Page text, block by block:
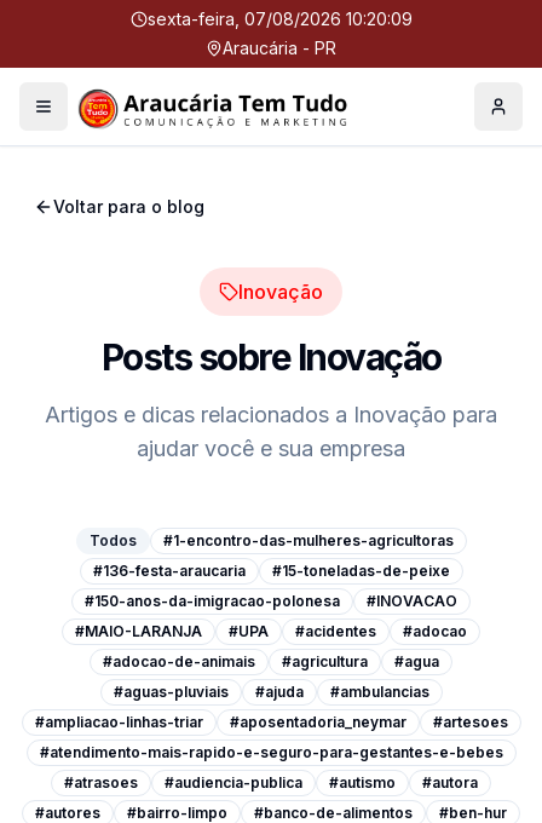
sexta-feira, 07/08/2026 10:20:10
Araucária - PR
Menu Perfil
Voltar para o blog
Inovação
Posts sobreInovação
Artigos e dicas relacionados a Inovação para
ajudar você e sua empresa
Todos
#1-encontro-das-mulheres-agricultoras
#136-festa-araucaria
#15-toneladas-de-peixe
#150-anos-da-imigracao-polonesa
#INOVACAO
#MAIO-LARANJA
#UPA #acidentes
#adocao
#adocao-de-animais
#agricultura
#agua
#aguas-pluviais
#ajuda
#ambulancias
#ampliacao-linhas-triar
#aposentadoria_neymar
#artesoes
#atendimento-mais-rapido-e-seguro-para-gestantes-e-bebes
#atrasoes
#audiencia-publica #autismo
#autora
#autores
#bairro-limpo #banco-de-alimentos
#ben-hur